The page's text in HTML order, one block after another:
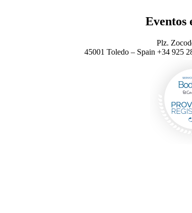
Eventos
Plz.
45001 Toledo – Spain +34 925